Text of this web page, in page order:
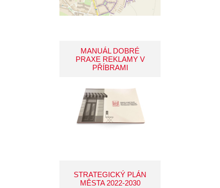
MANUÁL DOBRÉ
PRAXE REKLAMY V
PŘÍBRAMI
STRATEGICKÝ PLÁN
MĚSTA 2022-2030